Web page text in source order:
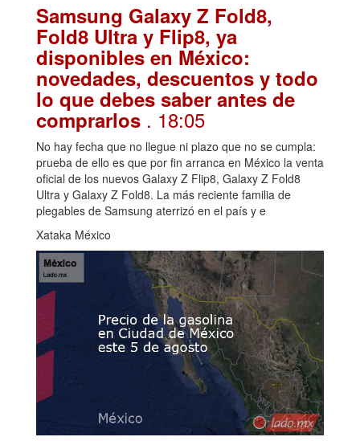
Samsung Galaxy Z Fold8,
Fold8 Ultra y Flip8, ya
disponibles en México:
novedades, descuentos y todo
lo que debes saber antes de
comprarlos . 18:05
No hay fecha que no llegue ni plazo que no se cumpla:
prueba de ello es que por fin arranca en México la venta
oficial de los nuevos Galaxy Z Flip8, Galaxy Z Fold8
Ultra y Galaxy Z Fold8. La más reciente familia de
plegables de Samsung aterrizó en el país y e
Xataka México